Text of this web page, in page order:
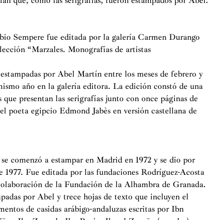
Sempere fue editada por la galería Carmen Durango
“Marzales. Monografías de artistas
por Abel Martín entre los meses de febrero y
año en la galería editora. La edición constó de una
presentan las serigrafías junto con once páginas de
poeta egipcio Edmond Jabès en versión castellana de
comenzó a estampar en Madrid en 1972 y se dio por
Fue editada por las fundaciones Rodríguez-Acosta
de la Fundación de la Alhambra de Granada.
por Abel y trece hojas de texto que incluyen el
de casidas arábigo-andaluzas escritas por Ibn